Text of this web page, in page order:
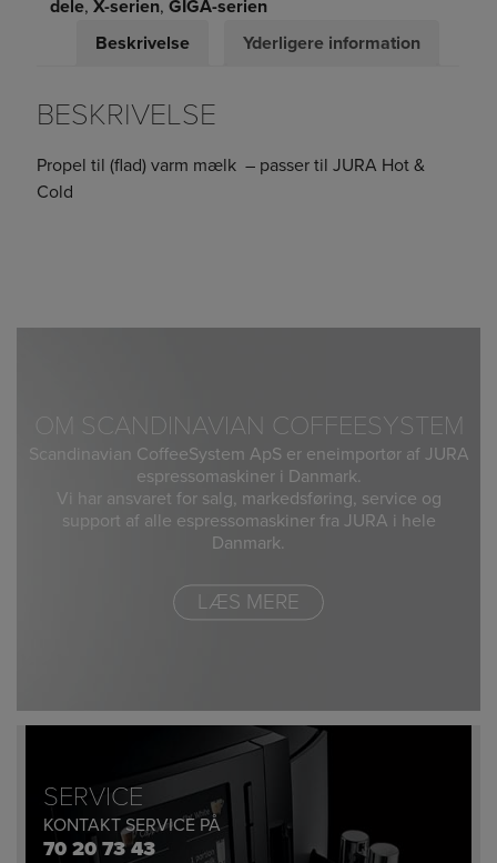
dele, X-serien, GIGA-serien
Beskrivelse
Yderligere information
BESKRIVELSE
Propel til (flad) varm mælk – passer til JURA Hot &
Cold
OM SCANDINAVIAN COFFEESYSTEM
Scandinavian CoffeeSystem ApS er eneimportør af JURA
espressomaskiner i Danmark.
Vi har ansvaret for salg, markedsføring, service og
support af alle espressomaskiner fra JURA i hele
Danmark.
LÆS MERE
SERVICE
KONTAKT SERVICE PÅ
70 20 73 43